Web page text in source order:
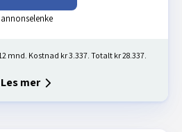
mnd. Kostnad kr 3.337. Totalt kr 28.337.
Les mer